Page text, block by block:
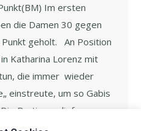
Im ersten
die Damen 30 gegen
geholt. An Position
Katharina Lorenz mit
die immer wieder
einstreute, um so Gabis
Partie verlief